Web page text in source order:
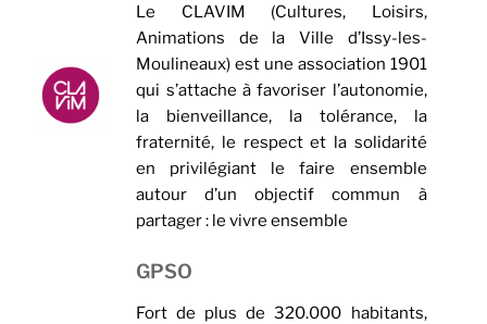
Le CLAVIM (Cultures, Loisirs,
Animations de la Ville d’Issy-les-
Moulineaux) est une association 1901
qui s’attache à favoriser l’autonomie,
la bienveillance, la tolérance, la
fraternité, le respect et la solidarité
en privilégiant le faire ensemble
autour d’un objectif commun à
partager : le vivre ensemble
GPSO
Fort de plus de 320.000 habitants,